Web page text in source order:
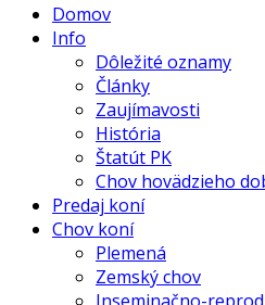
Domov
Info
Dôležité oznamy
Články
Zaujímavosti
História
Štatút PK
Chov hovädzieho
Predaj koní
Chov koní
Plemená
Zemský chov